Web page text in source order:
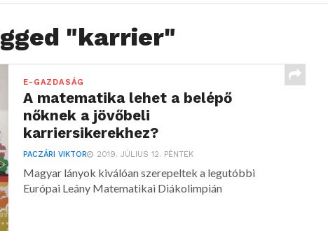
"karrier"
E-GAZDASÁG
A matematika lehet a belépő
nőknek a jövőbeli
karriersikerekhez?
PACZÁRI VIKTOR 2019. JÚLIUS 12. PÉNTEK
Magyar lányok kiválóan szerepeltek a legutóbbi
Európai Leány Matematikai Diákolimpián